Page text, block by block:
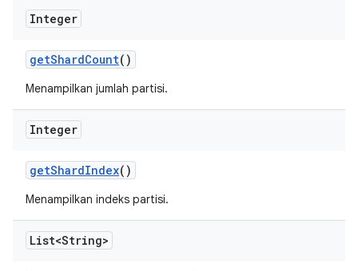
Integer
getShardCount()
Menampilkan jumlah partisi.
Integer
getShardIndex()
Menampilkan indeks partisi.
List<String>